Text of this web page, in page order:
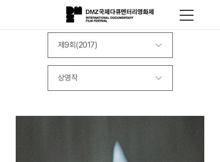
제9회(2017)
상영작